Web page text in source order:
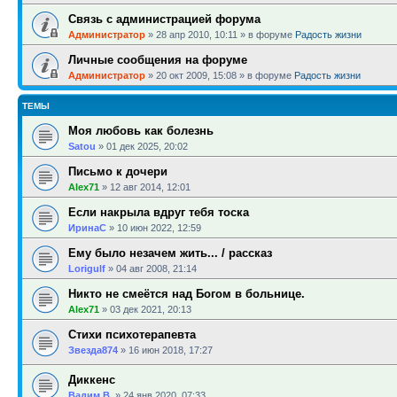
Связь с администрацией форума
Администратор » 28 апр 2010, 10:11 » в форуме Радость жизни
Личные сообщения на форуме
Администратор » 20 окт 2009, 15:08 » в форуме Радость жизни
ТЕМЫ
Моя любовь как болезнь
Satou » 01 дек 2025, 20:02
Письмо к дочери
Alex71 » 12 авг 2014, 12:01
Если накрыла вдруг тебя тоска
ИринаC » 10 июн 2022, 12:59
Ему было незачем жить... / рассказ
Lorigulf » 04 авг 2008, 21:14
Никто не смеётся над Богом в больнице.
Alex71 » 03 дек 2021, 20:13
Стихи психотерапевта
Звезда874 » 16 июн 2018, 17:27
Диккенс